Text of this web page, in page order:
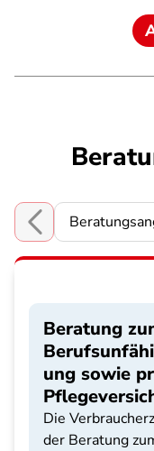
Choose a section
Beratung
ung sowie
Die
der Beratung